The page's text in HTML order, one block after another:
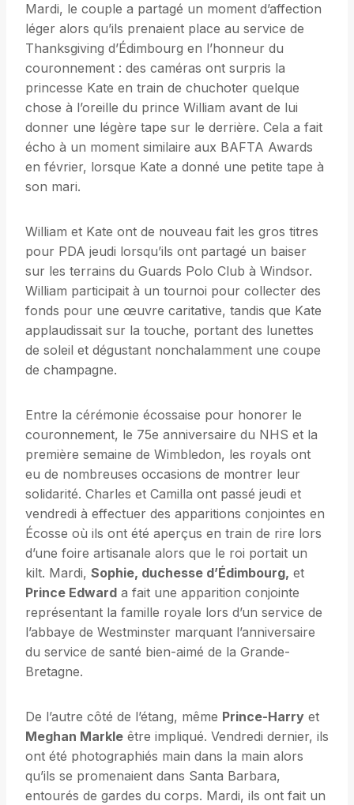
Mardi, le couple a partagé un moment d’affection
léger alors qu’ils prenaient place au service de
Thanksgiving d’Édimbourg en l’honneur du
couronnement : des caméras ont surpris la
princesse Kate en train de chuchoter quelque
chose à l’oreille du prince William avant de lui
donner une légère tape sur le derrière. Cela a fait
écho à un moment similaire aux BAFTA Awards
en février, lorsque Kate a donné une petite tape à
son mari.
William et Kate ont de nouveau fait les gros titres
pour PDA jeudi lorsqu’ils ont partagé un baiser
sur les terrains du Guards Polo Club à Windsor.
William participait à un tournoi pour collecter des
fonds pour une œuvre caritative, tandis que Kate
applaudissait sur la touche, portant des lunettes
de soleil et dégustant nonchalamment une coupe
de champagne.
Entre la cérémonie écossaise pour honorer le
couronnement, le 75e anniversaire du NHS et la
première semaine de Wimbledon, les royals ont
eu de nombreuses occasions de montrer leur
solidarité. Charles et Camilla ont passé jeudi et
vendredi à effectuer des apparitions conjointes en
Écosse où ils ont été aperçus en train de rire lors
d’une foire artisanale alors que le roi portait un
kilt. Mardi, Sophie, duchesse d’Édimbourg, et
Prince Edward a fait une apparition conjointe
représentant la famille royale lors d’un service de
l’abbaye de Westminster marquant l’anniversaire
du service de santé bien-aimé de la Grande-
Bretagne.
De l’autre côté de l’étang, même Prince-Harry et
Meghan Markle être impliqué. Vendredi dernier, ils
ont été photographiés main dans la main alors
qu’ils se promenaient dans Santa Barbara,
entourés de gardes du corps. Mardi, ils ont fait un